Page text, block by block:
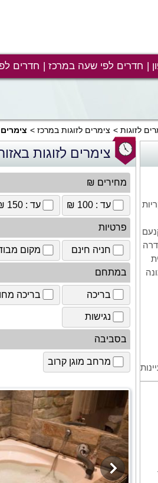
חדרים לפי שעה במרכז חדרים
לזוגות צימרים לזוגות במרכז
צימרים לזוגות
מחירים ₪
עד : 100 ₪ עד : 150 ₪
פרטיות
חניה חינם מקום
במתחם
בריכה בריכה
נגישות
בסביבה
מרחב מוגן קרוב